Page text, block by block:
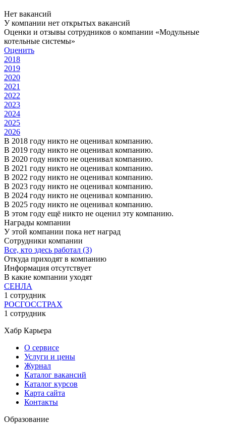
Нет вакансий
У компании нет открытых вакансий
Оценки и отзывы сотрудников о компании «Модульные
котельные системы»
Оценить
2018
2019
2020
2021
2022
2023
2024
2025
2026
В 2018 году никто не оценивал компанию.
В 2019 году никто не оценивал компанию.
В 2020 году никто не оценивал компанию.
В 2021 году никто не оценивал компанию.
В 2022 году никто не оценивал компанию.
В 2023 году никто не оценивал компанию.
В 2024 году никто не оценивал компанию.
В 2025 году никто не оценивал компанию.
В этом году ещё никто не оценил эту компанию.
Награды компании
У этой компании пока нет наград
Сотрудники компании
Все, кто здесь работал (3)
Откуда приходят в компанию
Информация отсутствует
В какие компании уходят
СЕНЛА
1 сотрудник
РОСГОССТРАХ
1 сотрудник
Хабр Карьера
О сервисе
Услуги и цены
Журнал
Каталог вакансий
Каталог курсов
Карта сайта
Контакты
Образование